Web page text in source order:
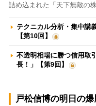
詰め込まれた「天下無敵の
テクニカル分析・集中講
【第10回】
不透明相場に勝つ信用
長！」【第9回】
戸松信博の明日の爆